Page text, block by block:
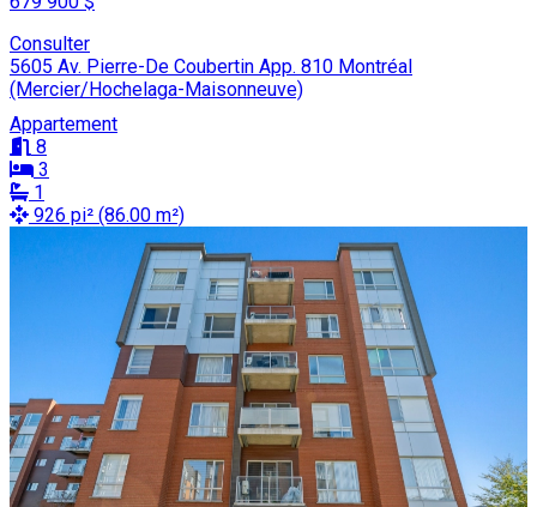
Consulter
5605 Av. Pierre-De Coubertin App. 810 Montréal
(Mercier/Hochelaga-Maisonneuve)
Appartement
8
3
1
926 pi² (86.00 m²)